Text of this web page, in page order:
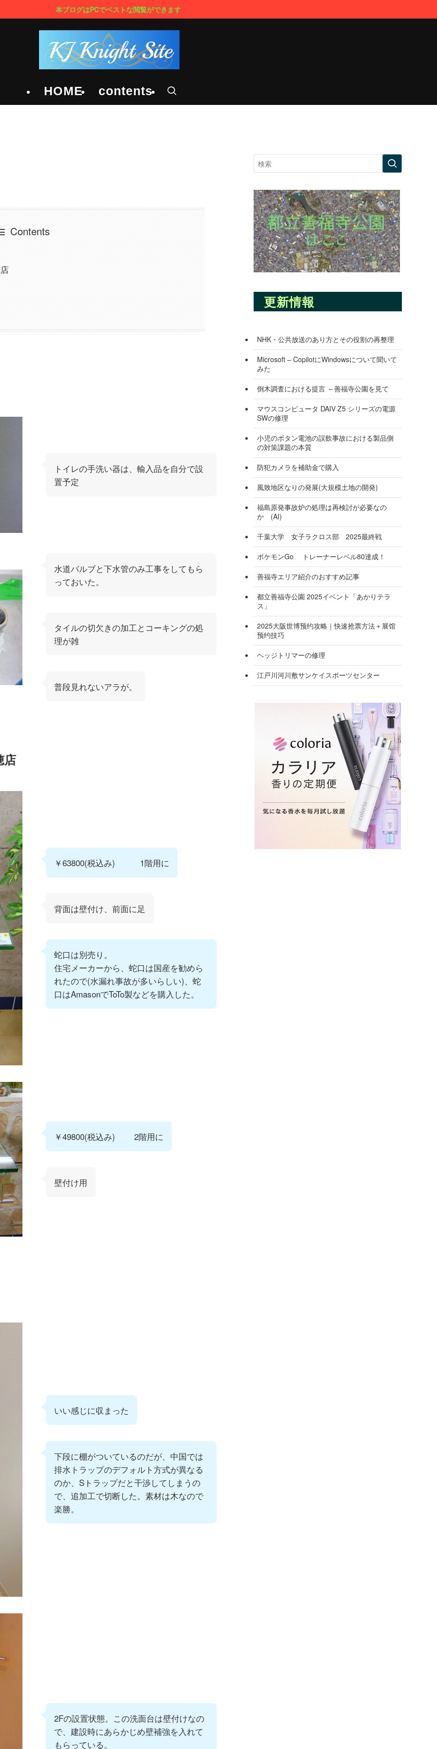
はPCでベストな閲覧ができます
HOME contents
Contents
トイレの手洗い器は、輸入品を自分で設
置予定
水道バルブと下水管のみ工事をしてもら
っておいた。
タイルの切欠きの加工とコーキングの処
理が雑
普段見れないアラが。
店
￥63800(税込み) 1階用に
背面は壁付け、前面に足
蛇口は別売り。
住宅メーカーから、蛇口は国産を勧めら
れたので(水漏れ事故が多いらしい)、蛇
口はAmasonでToTo製などを購入した。
￥49800(税込み) 2階用に
壁付け用
いい感じに収まった
下段に棚がついているのだが、中国では
排水トラップのデフォルト方式が異なる
のか、Sトラップだと干渉してしまうの
で、追加工で切断した。素材は木なので
楽勝。
2Fの設置状態。この洗面台は壁付けなの
で、建設時にあらかじめ壁補強を入れて
もらっている。
更新情報
NHK・公共放送のあり方とその役割の再整理
Microsoft – CopilotにWindowsについて聞いて
みた
倒木調査における提言 ～善福寺公園を見て
マウスコンピュータ DAIV Z5 シリーズの電源
SWの修理
小児のボタン電池の誤飲事故における製品側
の対策課題の本質
防犯カメラを補助金で購入
風致地区なりの発展(大規模土地の開発)
福島原発事故炉の処理は再検討が必要なの
か (AI)
千葉大学 女子ラクロス部 2025最終戦
ポケモンGo トレーナーレベル80達成！
善福寺エリア紹介のおすすめ記事
都立善福寺公園 2025イベント「あかりテラ
ス」
2025大阪世博预约攻略｜快速抢票方法＋展馆
预约技巧
ヘッジトリマーの修理
江戸川河川敷サンケイスポーツセンター